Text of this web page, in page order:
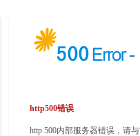
http500错误
http 500内部服务器错误，请